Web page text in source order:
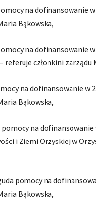
na dofinansowanie w
Bąkowska,
na dofinansowanie w
członkini zarządu
na dofinansowanie w
Bąkowska,
na dofinansowanie
i Ziemi Orzyskiej w
pomocy na
Bąkowska,